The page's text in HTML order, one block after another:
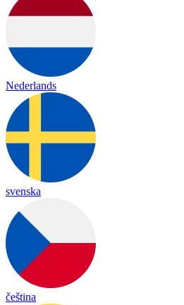
Nederlands
svenska
čeština